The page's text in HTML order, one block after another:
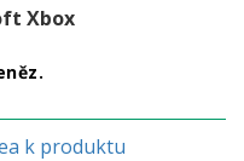
Xbox
k produktu